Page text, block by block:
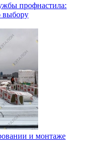
профнастила:
выбору
и монтаже